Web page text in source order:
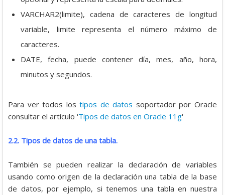
VARCHAR2(limite), cadena de caracteres de longitud
variable, limite representa el número máximo de
caracteres.
DATE, fecha, puede contener día, mes, año, hora,
minutos y segundos.
Para ver todos lostipos de datos soportador por Oracle
consultar el artículo 'Tipos de datos en Oracle 11g'
2.2. Tipos de datos de una tabla.
También se pueden realizar la declaración de variables
usando como origen de la declaración una tabla de la base
de datos, por ejemplo, si tenemos una tabla en nuestra